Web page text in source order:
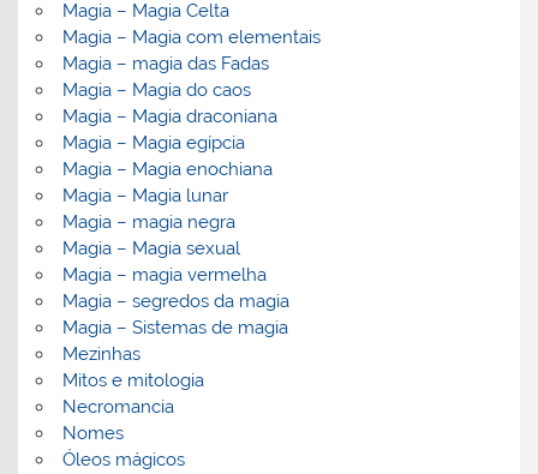
Magia – Magia Celta
Magia – Magia com elementais
Magia – magia das Fadas
Magia – Magia do caos
Magia – Magia draconiana
Magia – Magia egípcia
Magia – Magia enochiana
Magia – Magia lunar
Magia – magia negra
Magia – Magia sexual
Magia – magia vermelha
Magia – segredos da magia
Magia – Sistemas de magia
Mezinhas
Mitos e mitologia
Necromancia
Nomes
Óleos mágicos